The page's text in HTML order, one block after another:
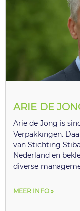
ARIE DE
Arie de Jong is
Verpakkingen.
van Stichting
Nederland en
diverse
MEER INFO »